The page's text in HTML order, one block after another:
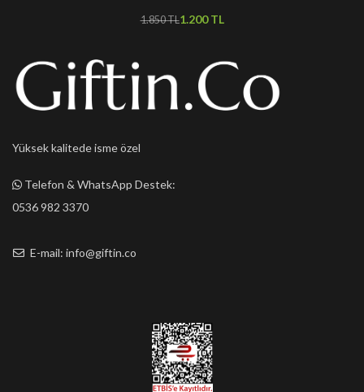
1.850TL1.200TL
Yüksek kalitede isme özel
Telefon & WhatsApp Destek:
0536 982 3370
E-mail: info@giftin.co